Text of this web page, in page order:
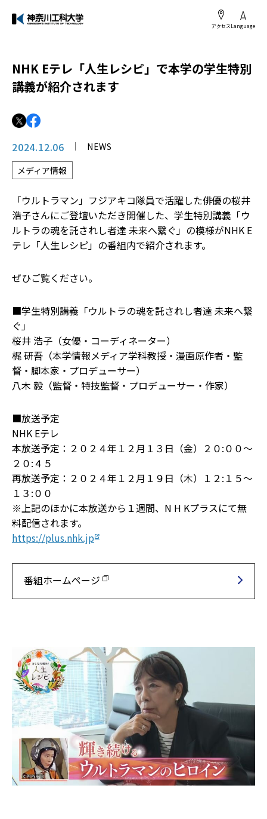
アクセスLanguage
NHK Eテレ「人生レシピ」で本学の学生特別
講義が紹介されます
2024.12.06
NEWS
メディア情報
「ウルトラマン」フジアキコ隊員で活躍した俳優の桜井
浩子さんにご登壇いただき開催した、学生特別講義「ウ
ルトラの魂を託されし者達 未来へ繋ぐ」の模様がNHK E
テレ「人生レシピ」の番組内で紹介されます。
ぜひご覧ください。
■学生特別講義「ウルトラの魂を託されし者達 未来へ繋
ぐ」
桜井 浩子（女優・コーディネーター）
梶 研吾（本学情報メディア学科教授・漫画原作者・監
督・脚本家・プロデューサー）
八木 毅（監督・特技監督・プロデューサー・作家）
■放送予定
NHK Eテレ
本放送予定：２０２４年１２月１３日（金）２０:００～
２０:４５
再放送予定：２０２４年１２月１９日（木）１２:１５～
１３:００
※上記のほかに本放送から１週間、N H Kプラスにて無
料配信されます。
https://plus.nhk.jp
番組ホームページ